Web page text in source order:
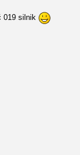
019 silnik